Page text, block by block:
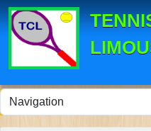
Panneau de gestion des